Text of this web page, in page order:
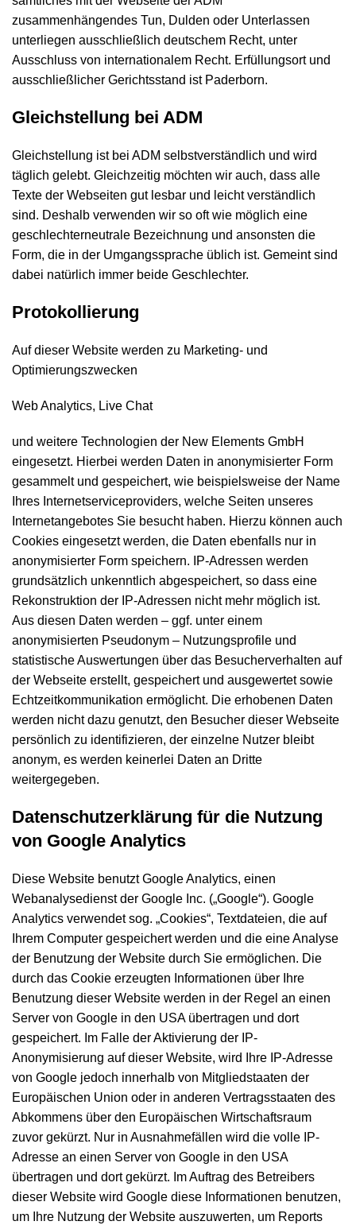
zusammenhängendes Tun, Dulden oder Unterlassen
unterliegen ausschließlich deutschem Recht, unter
Ausschluss von internationalem Recht. Erfüllungsort und
ausschließlicher Gerichtsstand ist Paderborn.
Gleichstellung bei ADM
Gleichstellung ist bei ADM selbstverständlich und wird
täglich gelebt. Gleichzeitig möchten wir auch, dass alle
Texte der Webseiten gut lesbar und leicht verständlich
sind. Deshalb verwenden wir so oft wie möglich eine
geschlechterneutrale Bezeichnung und ansonsten die
Form, die in der Umgangssprache üblich ist. Gemeint sind
dabei natürlich immer beide Geschlechter.
Protokollierung
Auf dieser Website werden zu Marketing- und
Optimierungszwecken
Web Analytics, Live Chat
und weitere Technologien der New Elements GmbH
eingesetzt. Hierbei werden Daten in anonymisierter Form
gesammelt und gespeichert, wie beispielsweise der Name
Ihres Internetserviceproviders, welche Seiten unseres
Internetangebotes Sie besucht haben. Hierzu können auch
Cookies eingesetzt werden, die Daten ebenfalls nur in
anonymisierter Form speichern. IP-Adressen werden
grundsätzlich unkenntlich abgespeichert, so dass eine
Rekonstruktion der IP-Adressen nicht mehr möglich ist.
Aus diesen Daten werden – ggf. unter einem
anonymisierten Pseudonym – Nutzungsprofile und
statistische Auswertungen über das Besucherverhalten auf
der Webseite erstellt, gespeichert und ausgewertet sowie
Echtzeitkommunikation ermöglicht. Die erhobenen Daten
werden nicht dazu genutzt, den Besucher dieser Webseite
persönlich zu identifizieren, der einzelne Nutzer bleibt
anonym, es werden keinerlei Daten an Dritte
weitergegeben.
Datenschutzerklärung für die Nutzung
von Google Analytics
Diese Website benutzt Google Analytics, einen
Webanalysedienst der Google Inc. („Google“). Google
Analytics verwendet sog. „Cookies“, Textdateien, die auf
Ihrem Computer gespeichert werden und die eine Analyse
der Benutzung der Website durch Sie ermöglichen. Die
durch das Cookie erzeugten Informationen über Ihre
Benutzung dieser Website werden in der Regel an einen
Server von Google in den USA übertragen und dort
gespeichert. Im Falle der Aktivierung der IP-
Anonymisierung auf dieser Website, wird Ihre IP-Adresse
von Google jedoch innerhalb von Mitgliedstaaten der
Europäischen Union oder in anderen Vertragsstaaten des
Abkommens über den Europäischen Wirtschaftsraum
zuvor gekürzt. Nur in Ausnahmefällen wird die volle IP-
Adresse an einen Server von Google in den USA
übertragen und dort gekürzt. Im Auftrag des Betreibers
dieser Website wird Google diese Informationen benutzen,
um Ihre Nutzung der Website auszuwerten, um Reports